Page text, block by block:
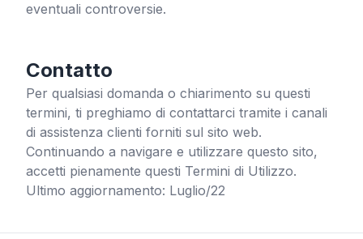
eventuali controversie.
Contatto
Per qualsiasi domanda o chiarimento su questi
termini, ti preghiamo di contattarci tramite i canali
di assistenza clienti forniti sul sito web.
Continuando a navigare e utilizzare questo sito,
accetti pienamente questi Termini di Utilizzo.
Ultimo aggiornamento: Luglio/22